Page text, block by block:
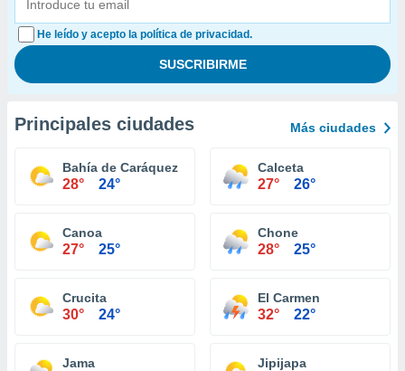
He leído y acepto la política de privacidad.
Principales ciudades Más ciudades
Bahía de Caráquez
28° 24°
Calceta
27° 26°
Canoa
27° 25°
Chone
28° 25°
Crucita
30° 24°
El Carmen
32° 22°
Jama Jipijapa